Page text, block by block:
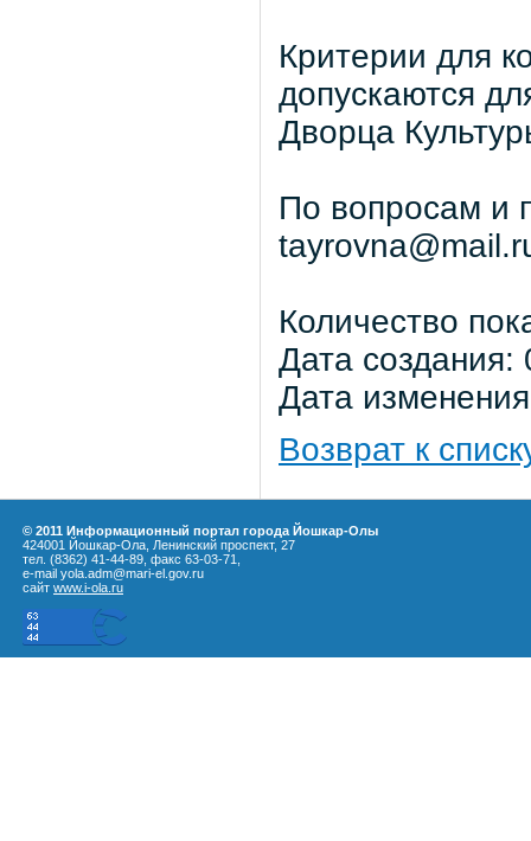
Критерии для
допускаются
Дворца
По вопросам и
Количество
Дата
Дата
Возврат к
© 2011 Информационный портал города Йошкар-Олы
424001 Йошкар-Ола, Ленинский проспект, 27
тел. (8362) 41-44-89, факс 63-03-71,
e-mail yola.adm@mari-el.gov.ru
сайт www.i-ola.ru